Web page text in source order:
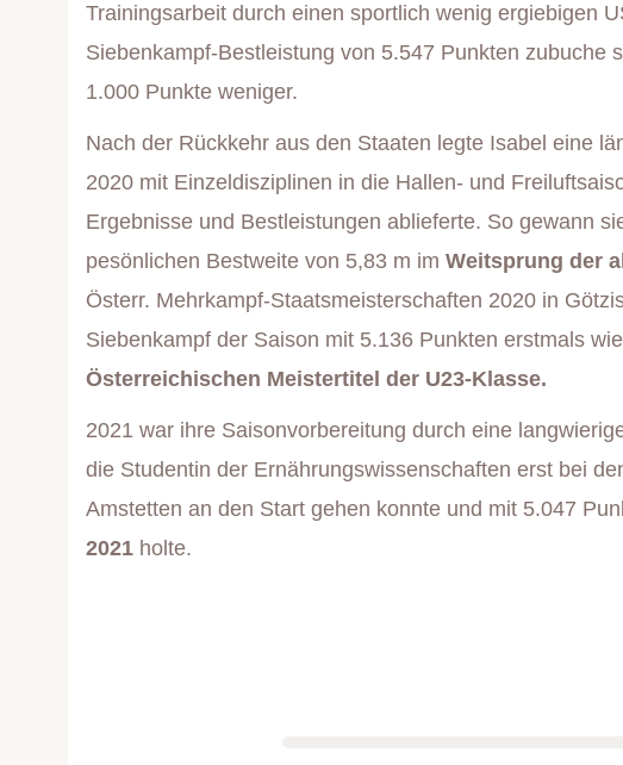
Trainingsarbeit durch einen sportlich wenig ergiebigen
Siebenkampf-Bestleistung von 5.547 Punkten zubuche
1.000 Punkte weniger.
Nach der Rückkehr aus den Staaten legte Isabel eine
2020 mit Einzeldisziplinen in die Hallen- und
Ergebnisse und Bestleistungen ablieferte. So gewann
pesönlichen Bestweite von 5,83 m im Weitsprung der
Österr. Mehrkampf-Staatsmeisterschaften 2020 in
Siebenkampf der Saison mit 5.136 Punkten erstmals
Österreichischen Meistertitel der U23-Klasse.
2021 war ihre Saisonvorbereitung durch eine
die Studentin der Ernährungswissenschaften erst bei
Amstetten an den Start gehen konnte und mit 5.047
2021 holte.